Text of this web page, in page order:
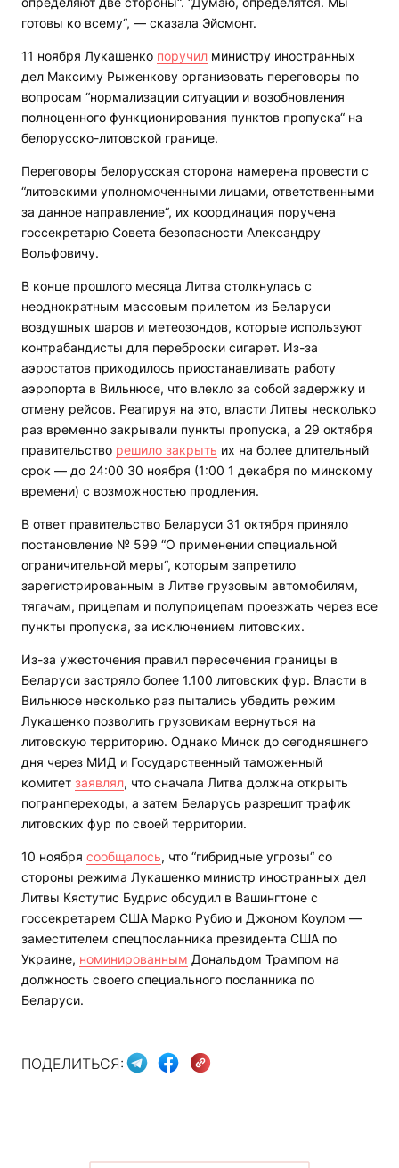
готовы ко всему“, — сказала Эйсмонт.
11 ноября Лукашенко поручил министру иностранных
дел Максиму Рыженкову организовать переговоры по
вопросам “нормализации ситуации и возобновления
полноценного функционирования пунктов пропуска“ на
белорусско-литовской границе.
Переговоры белорусская сторона намерена провести с
“литовскими уполномоченными лицами, ответственными
за данное направление“, их координация поручена
госсекретарю Совета безопасности Александру
Вольфовичу.
В конце прошлого месяца Литва столкнулась с
неоднократным массовым прилетом из Беларуси
воздушных шаров и метеозондов, которые используют
контрабандисты для переброски сигарет. Из-за
аэростатов приходилось приостанавливать работу
аэропорта в Вильнюсе, что влекло за собой задержку и
отмену рейсов. Реагируя на это, власти Литвы несколько
раз временно закрывали пункты пропуска, а 29 октября
правительство решило закрыть их на более длительный
срок — до 24:00 30 ноября (1:00 1 декабря по минскому
времени) с возможностью продления.
В ответ правительство Беларуси 31 октября приняло
постановление № 599 “О применении специальной
ограничительной меры“, которым запретило
зарегистрированным в Литве грузовым автомобилям,
тягачам, прицепам и полуприцепам проезжать через все
пункты пропуска, за исключением литовских.
Из-за ужесточения правил пересечения границы в
Беларуси застряло более 1.100 литовских фур. Власти в
Вильнюсе несколько раз пытались убедить режим
Лукашенко позволить грузовикам вернуться на
литовскую территорию. Однако Минск до сегодняшнего
дня через МИД и Государственный таможенный
комитет заявлял, что сначала Литва должна открыть
погранпереходы, а затем Беларусь разрешит трафик
литовских фур по своей территории.
10 ноября сообщалось, что “гибридные угрозы“ со
стороны режима Лукашенко министр иностранных дел
Литвы Кястутис Будрис обсудил в Вашингтоне с
госсекретарем США Марко Рубио и Джоном Коулом —
заместителем спецпосланника президента США по
Украине, номинированным Дональдом Трампом на
должность своего специального посланника по
Беларуси.
ПОДЕЛИТЬСЯ: